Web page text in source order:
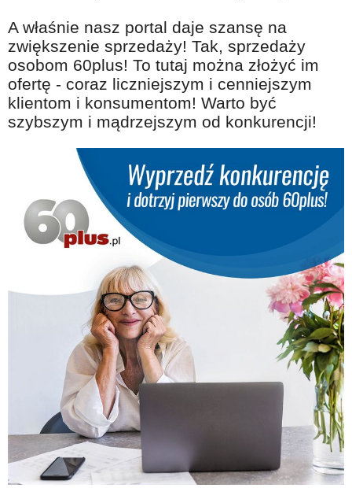
Warto naśladować
Coś dla ducha
Smacznie i zdrowo
O finansach i społeczeństwie - edukacja nie tylko dla 60plus
Ciekawe książki
Stop samotności
Z internetem za pan brat
Bezpiecznie i w zgodzie z prawem
A właśnie nasz portal daje szansę na
zwiększenie sprzedaży! Tak, sprzedaży
osobom 60plus! To tutaj można złożyć im
ofertę - coraz liczniejszym i cenniejszym
klientom i konsumentom! Warto być
szybszym i mądrzejszym od konkurencji!